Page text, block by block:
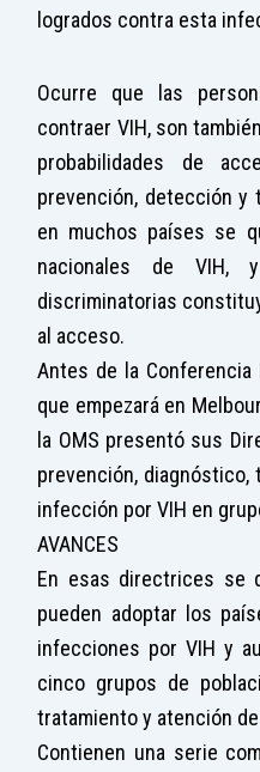
logrados contra esta
Ocurre que las
contraer VIH, son
probabilidades de
prevención, detección y
en muchos países se
nacionales de
discriminatorias
al acceso.
Antes de la
que empezará en
la OMS presentó sus
prevención,
infección por VIH en
AVANCES
En esas directrices se
pueden adoptar los
infecciones por VIH y
cinco grupos de
tratamiento y atención
Contienen una serie